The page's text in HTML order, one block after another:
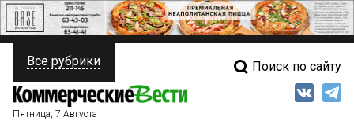
ПОЛИТИКА
ФИНАНСЫ
Свежий выпуск
Все рубрики Поиск по сайту
Пятница, 7 Августа